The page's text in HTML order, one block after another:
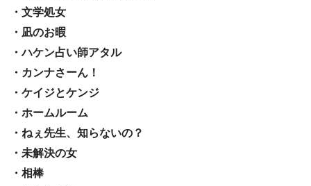
・文学処女
・凪のお暇
・ハケン占い師アタル
・カンナさーん！
・ケイジとケンジ
・ホームルーム
・ねぇ先生、知らないの？
・未解決の女
・相棒